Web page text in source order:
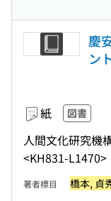
慶
ン
紙 図書
人間文化研究機
<KH831-L1470>
著者標目 橋本, 貞